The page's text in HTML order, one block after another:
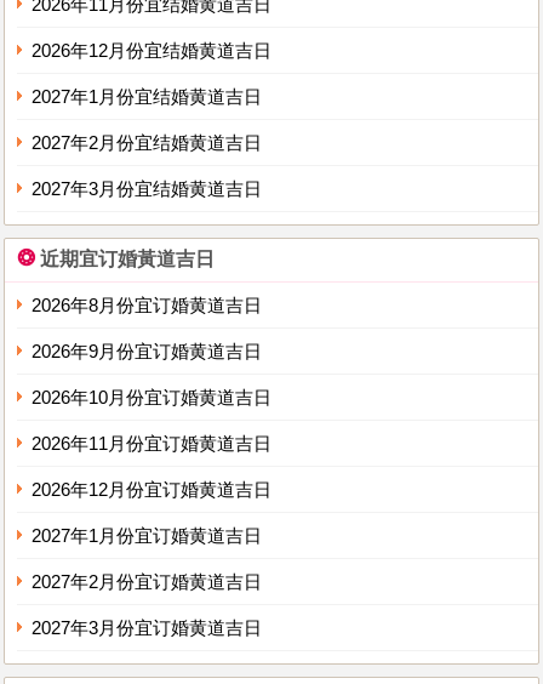
2026年11月份宜结婚黄道吉日
2026年12月份宜结婚黄道吉日
2027年1月份宜结婚黄道吉日
2027年2月份宜结婚黄道吉日
2027年3月份宜结婚黄道吉日
❂ 近期宜订婚黃道吉日
2026年8月份宜订婚黄道吉日
2026年9月份宜订婚黄道吉日
2026年10月份宜订婚黄道吉日
2026年11月份宜订婚黄道吉日
2026年12月份宜订婚黄道吉日
2027年1月份宜订婚黄道吉日
2027年2月份宜订婚黄道吉日
2027年3月份宜订婚黄道吉日